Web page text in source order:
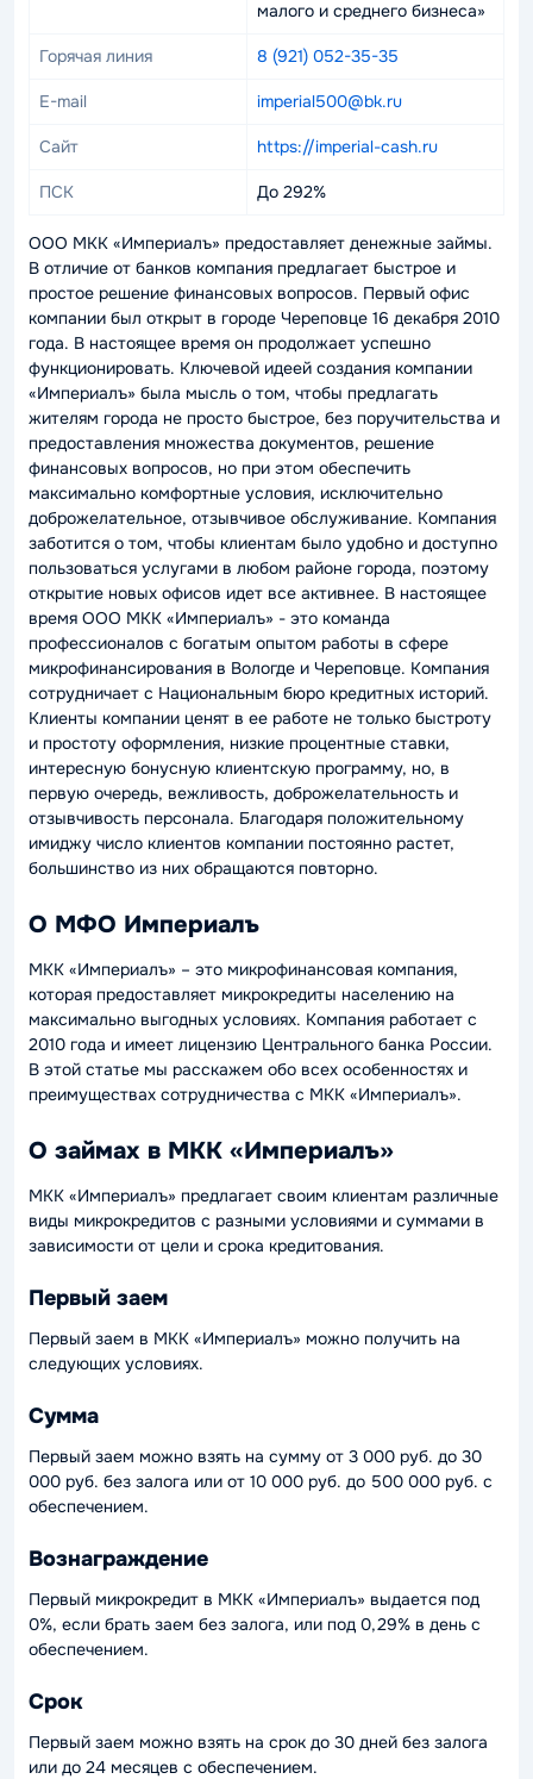
малого и среднего бизнеса»
Горячая линия 8 (921) 052-35-35
E-mail imperial500@bk.ru
Сайт https://imperial-cash.ru
ПСК До 292%
ООО МКК «Империалъ» предоставляет денежные займы.
В отличие от банков компания предлагает быстрое и
простое решение финансовых вопросов. Первый офис
компании был открыт в городе Череповце 16 декабря 2010
года. В настоящее время он продолжает успешно
функционировать. Ключевой идеей создания компании
«Империалъ» была мысль о том, чтобы предлагать
жителям города не просто быстрое, без поручительства и
предоставления множества документов, решение
финансовых вопросов, но при этом обеспечить
максимально комфортные условия, исключительно
доброжелательное, отзывчивое обслуживание. Компания
заботится о том, чтобы клиентам было удобно и доступно
пользоваться услугами в любом районе города, поэтому
открытие новых офисов идет все активнее. В настоящее
время ООО МКК «Империалъ» - это команда
профессионалов с богатым опытом работы в сфере
микрофинансирования в Вологде и Череповце. Компания
сотрудничает с Национальным бюро кредитных историй.
Клиенты компании ценят в ее работе не только быстроту
и простоту оформления, низкие процентные ставки,
интересную бонусную клиентскую программу, но, в
первую очередь, вежливость, доброжелательность и
отзывчивость персонала. Благодаря положительному
имиджу число клиентов компании постоянно растет,
большинство из них обращаются повторно.
О МФО Империалъ
МКК «Империалъ» – это микрофинансовая компания,
которая предоставляет микрокредиты населению на
максимально выгодных условиях. Компания работает с
2010 года и имеет лицензию Центрального банка России.
В этой статье мы расскажем обо всех особенностях и
преимуществах сотрудничества с МКК «Империалъ».
О займах в МКК «Империалъ»
МКК «Империалъ» предлагает своим клиентам различные
виды микрокредитов с разными условиями и суммами в
зависимости от цели и срока кредитования.
Первый заем
Первый заем в МКК «Империалъ» можно получить на
следующих условиях.
Сумма
Первый заем можно взять на сумму от 3 000 руб. до 30
000 руб. без залога или от 10 000 руб. до 500 000 руб. с
обеспечением.
Вознаграждение
Первый микрокредит в МКК «Империалъ» выдается под
0%, если брать заем без залога, или под 0,29% в день с
обеспечением.
Срок
Первый заем можно взять на срок до 30 дней без залога
или до 24 месяцев с обеспечением.